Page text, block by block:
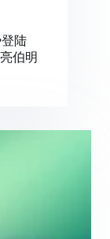
登陆
伯明